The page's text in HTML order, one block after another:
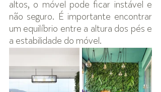
altos, o móvel pode ficar instável e
não seguro. É importante encontrar
um equilíbrio entre a altura dos pés e
a estabilidade do móvel.